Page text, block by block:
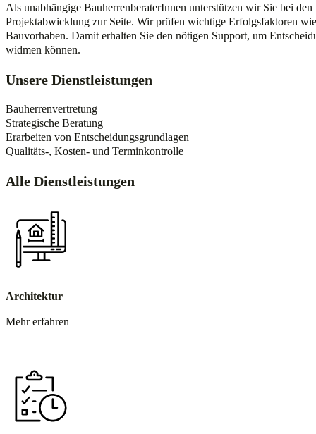
Als unabhängige BauherrenberaterInnen unterstützen wir Sie bei
Projektabwicklung zur Seite. Wir prüfen wichtige Erfolgsfaktoren
Bauvorhaben. Damit erhalten Sie den nötigen Support, um
widmen können.
Unsere Dienstleistungen
Bauherrenvertretung
Strategische Beratung
Erarbeiten von Entscheidungsgrundlagen
Qualitäts-, Kosten- und Terminkontrolle
Alle Dienstleistungen
Architektur
Mehr erfahren